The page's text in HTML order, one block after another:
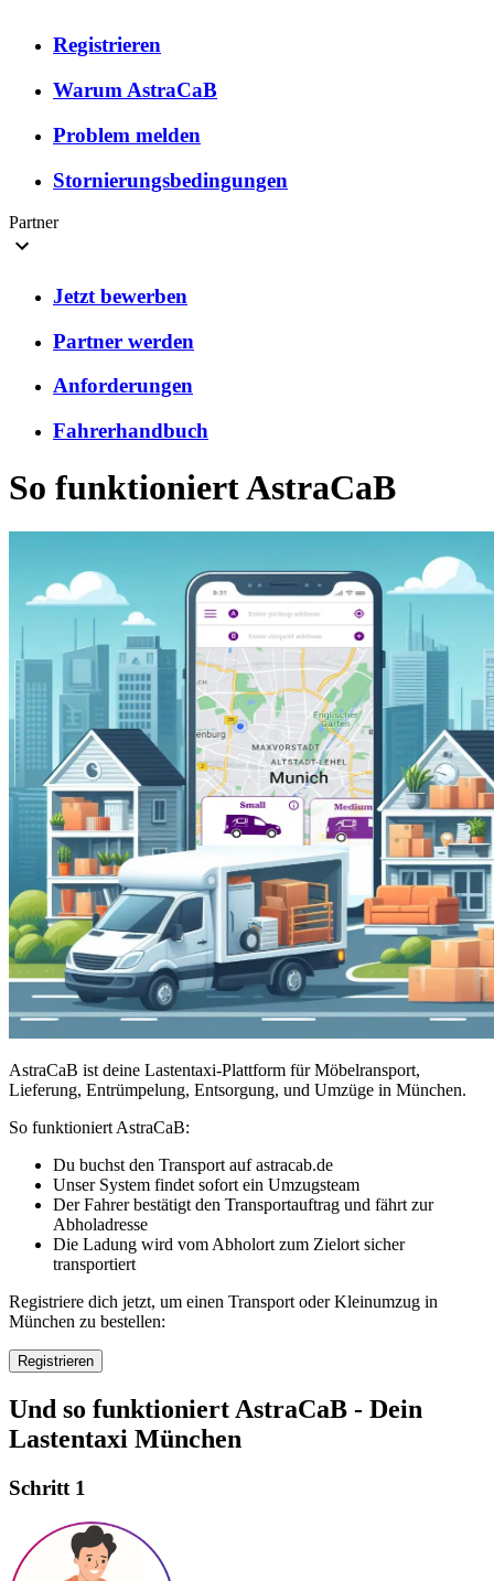
Registrieren
Warum AstraCaB
Problem melden
Stornierungsbedingungen
Partner
Jetzt bewerben
Partner werden
Anforderungen
Fahrerhandbuch
So funktioniert AstraCaB
AstraCaB ist deine Lastentaxi-Plattform für Möbelransport,
Lieferung, Entrümpelung, Entsorgung, und Umzüge in München.
So funktioniert AstraCaB:
Du buchst den Transport auf astracab.de
Unser System findet sofort ein Umzugsteam
Der Fahrer bestätigt den Transportauftrag und fährt zur
Abholadresse
Die Ladung wird vom Abholort zum Zielort sicher
transportiert
Registriere dich jetzt, um einen Transport oder Kleinumzug in
München zu bestellen:
Registrieren
Und so funktioniert AstraCaB - Dein
Lastentaxi München
Schritt 1